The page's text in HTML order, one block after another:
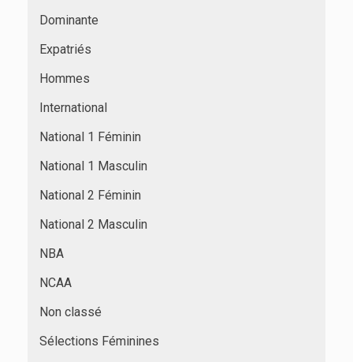
Dominante
Expatriés
Hommes
International
National 1 Féminin
National 1 Masculin
National 2 Féminin
National 2 Masculin
NBA
NCAA
Non classé
Sélections Féminines